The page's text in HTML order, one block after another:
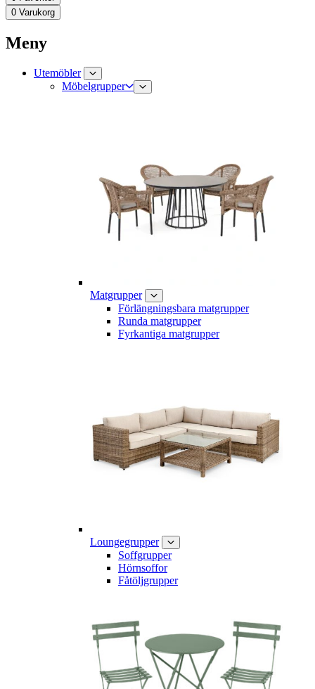
0 Varukorg
Meny
Utemöbler
Möbelgrupper
Matgrupper
Förlängningsbara matgrupper
Runda matgrupper
Fyrkantiga matgrupper
Loungegrupper
Soffgrupper
Hörnsoffor
Fåtöljgrupper